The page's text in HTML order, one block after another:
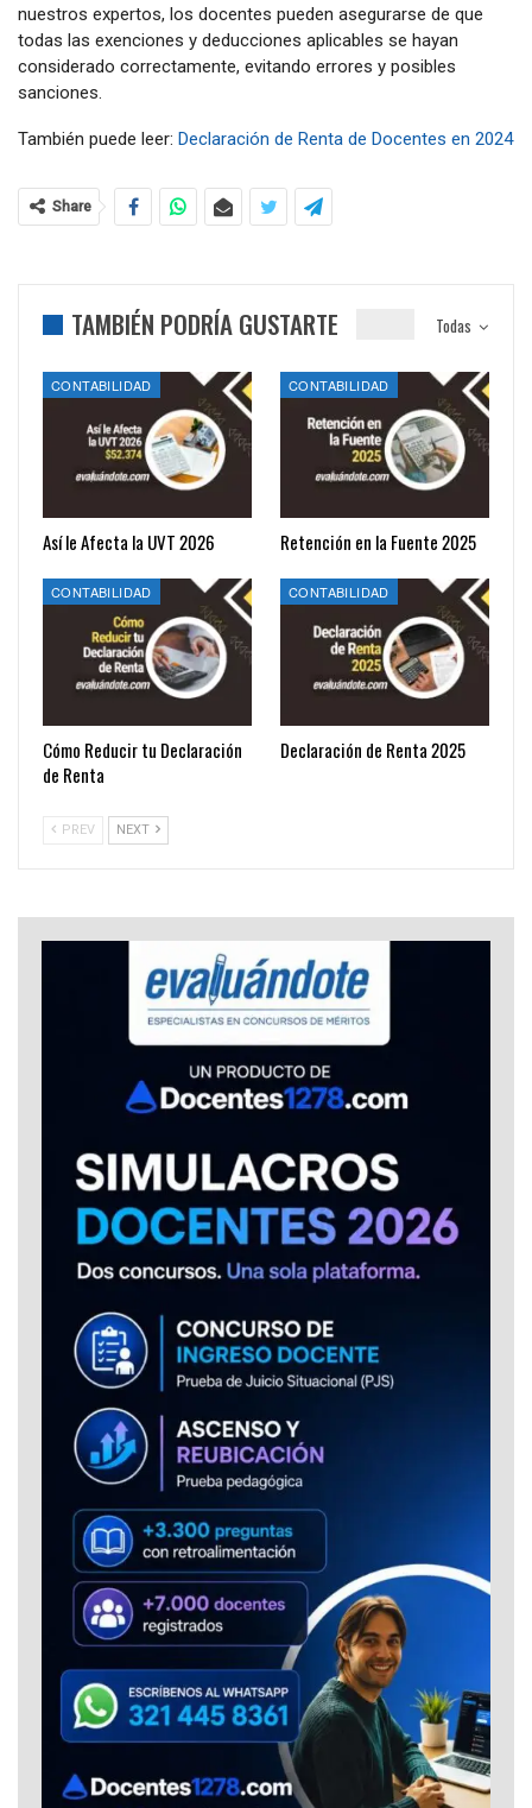
nuestros expertos, los docentes pueden asegurarse de que
todas las exenciones y deducciones aplicables se hayan
considerado correctamente, evitando errores y posibles
sanciones.
También puede leer: Declaración de Renta de Docentes en 2024
Share
Todas
TAMBIÉN PODRÍA GUSTARTE
CONTABILIDAD
Así le Afecta la UVT 2026
CONTABILIDAD
Retención en la Fuente 2025
CONTABILIDAD
Cómo Reducir tu Declaración
de Renta
CONTABILIDAD
Declaración de Renta 2025
PREV NEXT